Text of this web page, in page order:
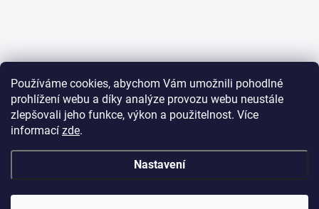
Používáme cookies, abychom Vám umožnili pohodlné
prohlížení webu a díky analýze provozu webu neustále
zlepšovali jeho funkce, výkon a použitelnost. Více
informací zde.
Nastavení